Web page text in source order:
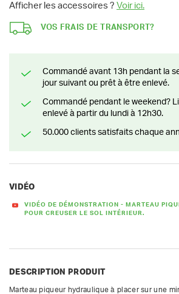
Afficher les accessoires ? Voir ici.
VOS FRAIS DE TRANSPORT?
Commandé avant 13h pendant la semaine? Livré le
jour suivant ou prêt à être enlevé.
Commandé pendant le weekend? Livré ou prêt à être
enlevé à partir du lundi à 12h30.
50.000 clients satisfaits chaque
VIDÉO
VIDÉO DE DÉMONSTRATION - MARTEAU
POUR CREUSER LE SOL INTÉRIEUR.
DESCRIPTION PRODUIT
Marteau piqueur hydraulique à placer sur une